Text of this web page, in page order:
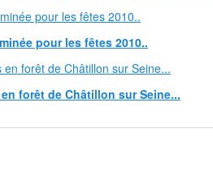
pour les fêtes 2010..
forêt de Châtillon sur Seine...